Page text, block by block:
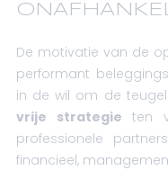
De motivatie van de
performant
in de wil om de
vrije strategie ten
professionele
financieel,